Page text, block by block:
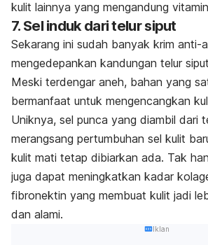
kulit lainnya yang mengandung
7. Sel induk dari telur siput
Sekarang ini sudah banyak krim anti-
mengedepankan kandungan telur
Meski terdengar aneh, bahan yang
bermanfaat untuk mengencangkan
Uniknya, sel punca yang diambil dari
merangsang pertumbuhan sel kulit
kulit mati tetap dibiarkan ada. Tak
juga dapat meningkatkan kadar
fibronektin yang membuat kulit jadi
dan alami.
Iklan